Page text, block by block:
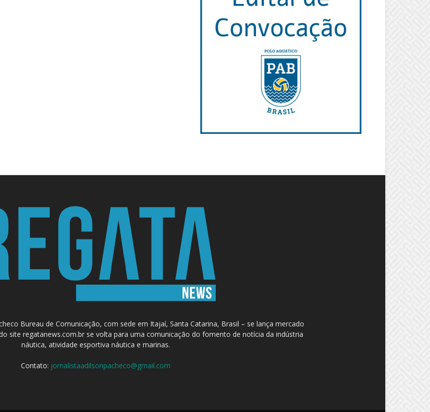
Bureau de Comunicação, com sede em Itajaí, Santa Catarina, Brasil – se lança mercado
site regatanews.com.br se volta para uma comunicação do fomento de notícia da indústria
náutica, atividade esportiva náutica e marinas.
Contato: jornalistaadilsonpacheco@gmail.com